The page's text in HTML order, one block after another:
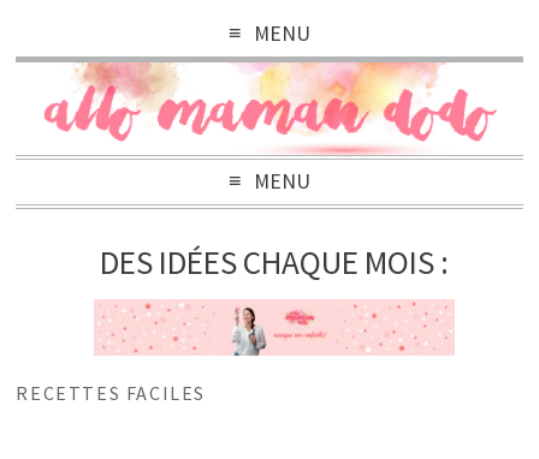
MENU
MENU
DES IDÉES CHAQUE MOIS :
RECETTES FACILES